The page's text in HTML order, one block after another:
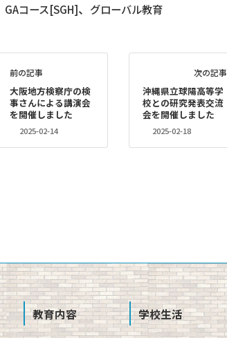
GAコース[SGH]、 グローバル教育
前の記事
大阪地方検察庁の検
事さんによる講演会
を開催しました
2025-02-14
次の記事
沖縄県立球陽高等学
校との研究発表交流
会を開催しました
2025-02-18
教育内容 学校生活